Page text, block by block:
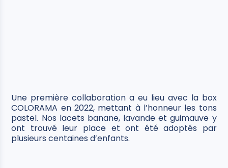
Une première collaboration a eu lieu avec la box
COLORAMA en 2022, mettant à l’honneur les tons
pastel. Nos lacets banane, lavande et guimauve y
ont trouvé leur place et ont été adoptés par
plusieurs centaines d’enfants.